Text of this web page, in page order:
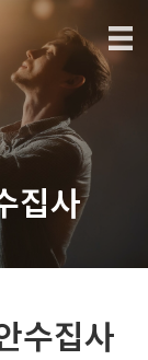
집사
수집사